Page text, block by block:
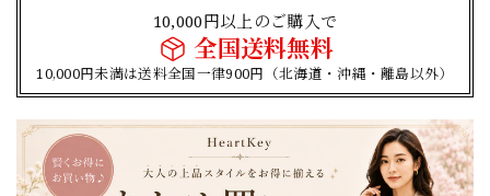
10,000円以上のご購入で
全国送料無料
10,000円未満は送料全国一律900円（北海道・沖縄・離島以外）